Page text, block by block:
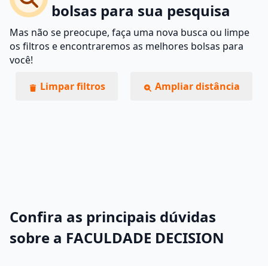
bolsas para sua pesquisa
Mas não se preocupe, faça uma nova busca ou limpe
os filtros e encontraremos as melhores bolsas para
você!
Limpar filtros
Ampliar distância
Confira as principais dúvidas
sobre a FACULDADE DECISION